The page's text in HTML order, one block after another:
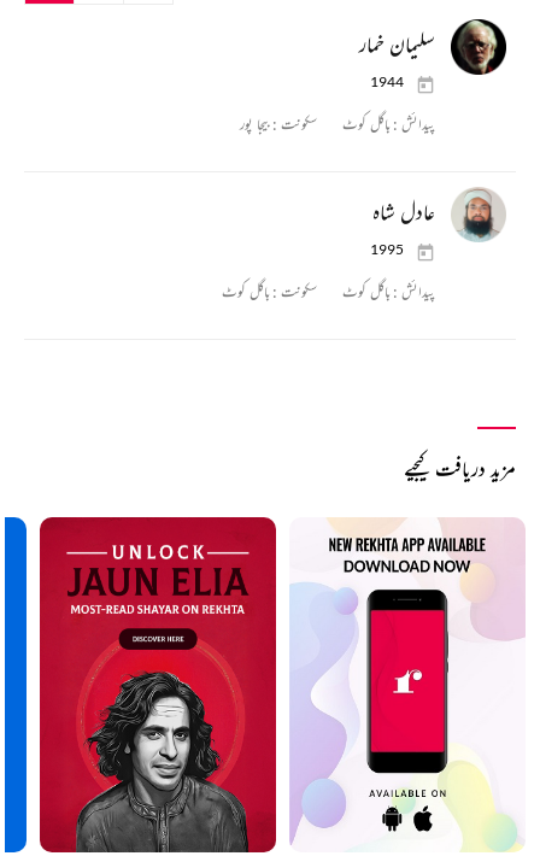
سلیمان خمار
1944
پیدائش : باگل کوٹ سکونت :بیجا پور
عادل شاہ
1995
پیدائش : باگل کوٹ سکونت : باگل کوٹ
مزید دریافت کیجیے